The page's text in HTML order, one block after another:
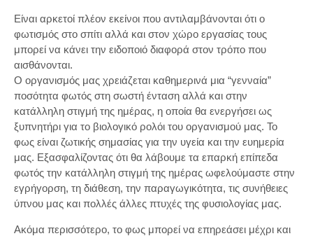
το
φυσικό…
στο
φως
Είναι αρκετοί πλέον εκείνοι που αντιλαμβάνονται ότι ο
φωτισμός στο σπίτι αλλά και στον χώρο εργασίας τους
μπορεί να κάνει την ειδοποιό διαφορά στον τρόπο που
αισθάνονται.
Ο οργανισμός μας χρειάζεται καθημερινά μια “γενναία”
ποσότητα φωτός στη σωστή ένταση αλλά και στην
κατάλληλη στιγμή της ημέρας, η οποία θα ενεργήσει ως
ξυπνητήρι για το βιολογικό ρολόι του οργανισμού μας. Το
φως είναι ζωτικής σημασίας για την υγεία και την ευημερία
μας. Εξασφαλίζοντας ότι θα λάβουμε τα επαρκή επίπεδα
φωτός την κατάλληλη στιγμή της ημέρας ωφελούμαστε στην
εγρήγορση, τη διάθεση, την παραγωγικότητα, τις συνήθειες
ύπνου μας και πολλές άλλες πτυχές της φυσιολογίας μας.
Ακόμα περισσότερο, το φως μπορεί να επηρεάσει μέχρι και